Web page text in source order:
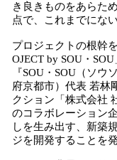
き良きものをあらた
点で、これまでにな
プロジェクトの根幹
OJECT by SOU・
『SOU・SOU（ソ
府京都市）代表 若林
クション「株式会社
のコラボレーション
しを生み出す、新築
ジを開発することを